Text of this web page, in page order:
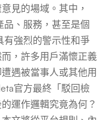
見的場域。其中，
、服務，甚至是個
強烈的警示性和爭
，許多用戶滿懷正義
遇被當事人或其他用
官方最終「駁回檢
運作邏輯究竟為何？